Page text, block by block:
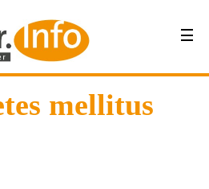
mellitus